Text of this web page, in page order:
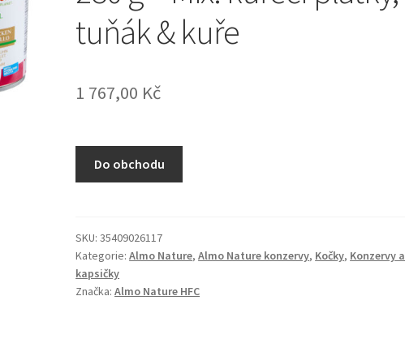
tuňák & kuře
1 767,00 Kč
Do obchodu
SKU:35409026117
Kategorie:Almo Nature,Almo Nature konzervy, Kočky, Konzervy a
kapsičky
Značka:Almo Nature HFC